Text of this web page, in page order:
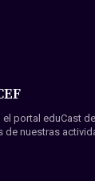
portal eduCast
nuestras